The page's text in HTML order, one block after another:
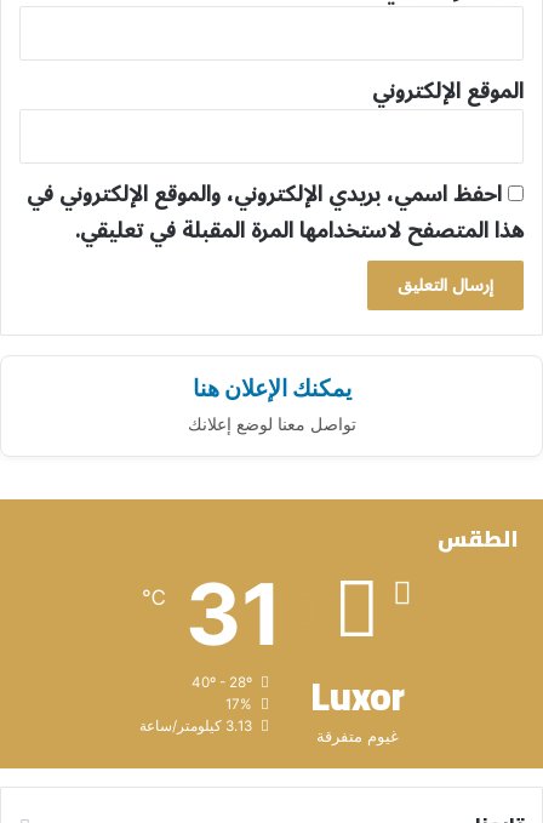
الموقع الإلكتروني
احفظ اسمي، بريدي الإلكتروني، والموقع الإلكتروني في
هذا المتصفح لاستخدامها المرة المقبلة في تعليقي.
يمكنك الإعلان هنا
تواصل معنا لوضع إعلانك
الطقس
Luxor
غيوم متفرقة
31
℃
40º - 28º
17%
3.13 كيلومتر/ساعة